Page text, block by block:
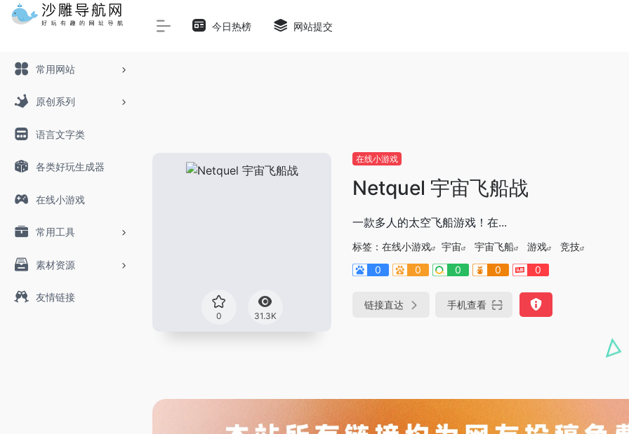
Warning: Array to string conversion in /www/wwwroot/shadiao.pro/wp-content/themes/onenav/inc/wp-
常用网站
原创系列
语言文字类
各类好玩生成器
在线小游戏
常用工具
素材资源
友情链接
今日热榜 网站提交
0 31.3K
在线小游戏
Netquel 宇宙飞船战
一款多人的太空飞船游戏！在...
标签： 在线小游戏 宇宙 宇宙飞船 游戏
竞技
0
0 0 0 0
链接直达 手机查看